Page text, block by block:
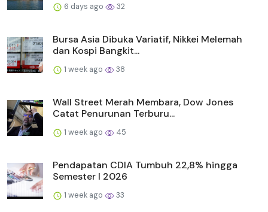
6 days ago 32
Bursa Asia Dibuka Variatif, Nikkei Melemah
dan Kospi Bangkit...
1 week ago 38
Wall Street Merah Membara, Dow Jones
Catat Penurunan Terburu...
1 week ago 45
Pendapatan CDIA Tumbuh 22,8% hingga
Semester I 2026
1 week ago 33